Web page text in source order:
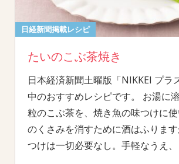
日経新聞掲載レシピ
たいのこぶ茶焼き
日本経済新聞土曜版「NIKKEI プラ
中のおすすめレシピです。 お湯に
粒のこぶ茶を、焼き魚の味つけに
のくさみを消すために酒はふりま
つけは一切必要なし。手軽なうえ、